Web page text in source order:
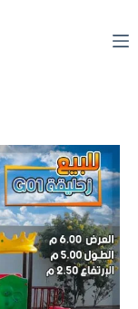
المحتوى